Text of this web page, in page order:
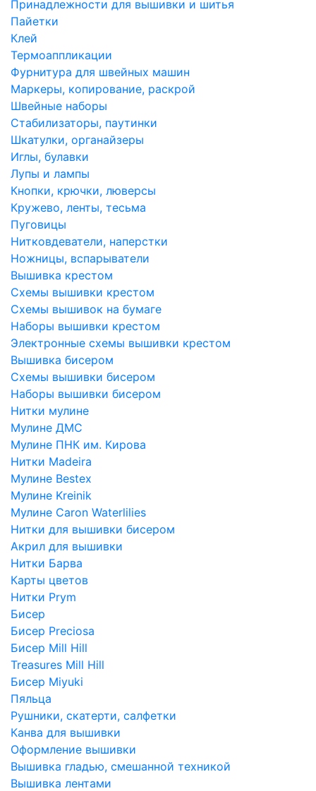
Принадлежности для вышивки и шитья
Пайетки
Клей
Термоаппликации
Фурнитура для швейных машин
Маркеры, копирование, раскрой
Швейные наборы
Стабилизаторы, паутинки
Шкатулки, органайзеры
Иглы, булавки
Лупы и лампы
Кнопки, крючки, люверсы
Кружево, ленты, тесьма
Пуговицы
Нитковдеватели, наперстки
Ножницы, вспарыватели
Вышивка крестом
Схемы вышивки крестом
Схемы вышивок на бумаге
Наборы вышивки крестом
Электронные схемы вышивки крестом
Вышивка бисером
Схемы вышивки бисером
Наборы вышивки бисером
Нитки мулине
Мулине ДМС
Мулине ПНК им. Кирова
Нитки Madeira
Мулине Bestex
Мулине Kreinik
Мулине Caron Waterlilies
Нитки для вышивки бисером
Акрил для вышивки
Нитки Барва
Карты цветов
Нитки Prym
Бисер
Бисер Preciosa
Бисер Mill Hill
Treasures Mill Hill
Бисер Miyuki
Пяльца
Рушники, скатерти, салфетки
Канва для вышивки
Оформление вышивки
Вышивка гладью, смешанной техникой
Вышивка лентами